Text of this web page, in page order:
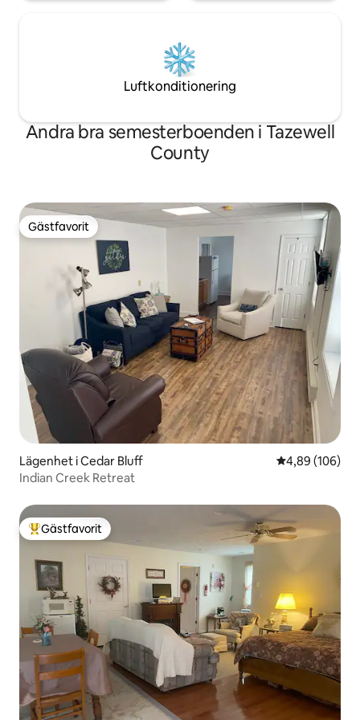
Luftkonditionering
Andra bra semesterboenden i Tazewell
County
Gästfavorit
Gästfavorit
Lägenhet i Cedar Bluff 4,89 av 5 i
4,89 (106)
Indian Creek Retreat
Populär gästfavorit
Gästfavorit